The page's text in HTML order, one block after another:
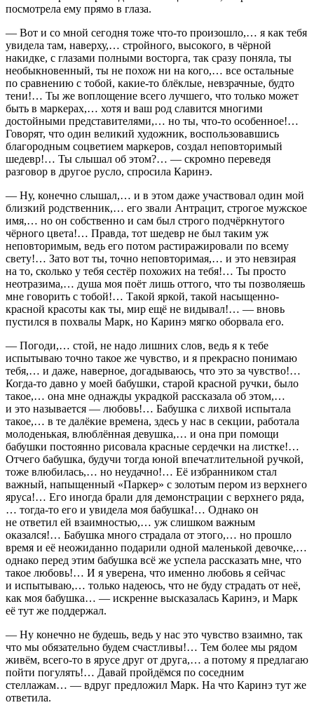
посмотрела ему прямо в глаза.
— Вот и со мной сегодня тоже что-то произошло,… я как тебя
увидела там, наверху,… стройного, высокого, в чёрной
накидке, с глазами полными восторга, так сразу поняла, ты
необыкновенный, ты не похож ни на кого,… все остальные
по сравнению с тобой, какие-то блёклые, невзрачные, будто
тени!… Ты же воплощение всего лучшего, что только может
быть в маркерах,… хотя и ваш род славится многими
достойными представителями,… но ты, что-то особенное!…
Говорят, что один великий художник, воспользовавшись
благородным соцветием маркеров, создал неповторимый
шедевр!… Ты слышал об этом?… — скромно переведя
разговор в другое русло, спросила Каринэ.
— Ну, конечно слышал,… и в этом даже участвовал один мой
близкий родственник,… его звали Антрацит, строгое мужское
имя,… но он собственно и сам был строго подчёркнутого
чёрного цвета!… Правда, тот шедевр не был таким уж
неповторимым, ведь его потом растиражировали по всему
свету!… Зато вот ты, точно неповторимая,… и это невзирая
на то, сколько у тебя сестёр похожих на тебя!… Ты просто
неотразима,… душа моя поёт лишь оттого, что ты позволяешь
мне говорить с тобой!… Такой яркой, такой насыщенно-
красной красоты как ты, мир ещё не видывал!… — вновь
пустился в похвалы Марк, но Каринэ мягко оборвала его.
— Погоди,… стой, не надо лишних слов, ведь я к тебе
испытываю точно такое же чувство, и я прекрасно понимаю
тебя,… и даже, наверное, догадываюсь, что это за чувство!…
Когда-то давно у моей бабушки, старой красной ручки, было
такое,… она мне однажды украдкой рассказала об этом,…
и это называется — любовь!… Бабушка с лихвой испытала
такое,… в те далёкие времена, здесь у нас в секции, работала
молоденькая, влюблённая девушка,… и она при помощи
бабушки постоянно рисовала красные сердечки на листке!…
Отчего бабушка, будучи тогда юной впечатлительной ручкой,
тоже влюбилась,… но неудачно!… Её избранником стал
важный, напыщенный «Паркер» с золотым пером из верхнего
яруса!… Его иногда брали для демонстрации с верхнего ряда,
… тогда-то его и увидела моя бабушка!… Однако он
не ответил ей взаимностью,… уж слишком важным
оказался!… Бабушка много страдала от этого,… но прошло
время и её неожиданно подарили одной маленькой девочке,…
однако перед этим бабушка всё же успела рассказать мне, что
такое любовь!… И я уверена, что именно любовь я сейчас
и испытываю,… только надеюсь, что не буду страдать от неё,
как моя бабушка… — искренне высказалась Каринэ, и Марк
её тут же поддержал.
— Ну конечно не будешь, ведь у нас это чувство взаимно, так
что мы обязательно будем счастливы!… Тем более мы рядом
живём, всего-то в ярусе друг от друга,… а потому я предлагаю
пойти погулять!… Давай пройдёмся по соседним
стеллажам… — вдруг предложил Марк. На что Каринэ тут же
ответила.